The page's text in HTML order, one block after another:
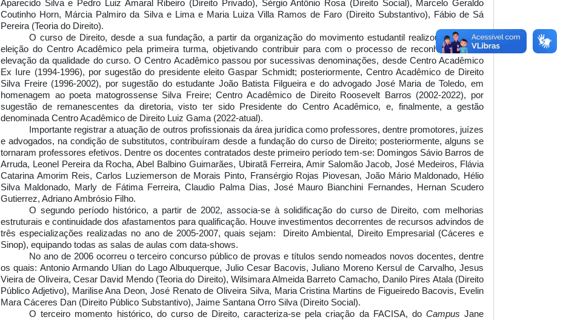
Aparecido Silva e Pedro Luiz Amaral Ribeiro (Direito Privado), Sérgio Antônio Rosa (Direito Social), Marcelo Geraldo
Coutinho Horn, Márcia Palmiro da Silva e Lima e Maria Luiza Villa Ramos de Faro (Direito Substantivo), Fábio de Sá
Pereira (Teoria do Direito).
O curso de Direito, desde a sua fundação, a partir da organização do movimento estudantil realizou a primeira
eleição do Centro Acadêmico pela primeira turma, objetivando contribuir para com o processo de reconhecimento e
elevação da qualidade do curso. O Centro Acadêmico passou por sucessivas denominações, desde Centro Acadêmico
Ex Iure (1994-1996), por sugestão do presidente eleito Gaspar Schmidt; posteriormente, Centro Acadêmico de Direito
Silva Freire (1996-2002), por sugestão do estudante João Batista Filgueira e do advogado José Maria de Toledo, em
homenagem ao poeta matogrossense Silva Freire; Centro Acadêmico de Direito Roosevelt Barros (2002-2022), por
sugestão de remanescentes da diretoria, visto ter sido Presidente do Centro Acadêmico, e, finalmente, a gestão
denominada Centro Acadêmico de Direito Luiz Gama (2022-atual).
Importante registrar a atuação de outros profissionais da área jurídica como professores, dentre promotores, juízes
e advogados, na condição de substitutos, contribuíram desde a fundação do curso de Direito; posteriormente, alguns se
tornaram professores efetivos. Dentre os docentes contratados deste primeiro período tem-se: Domingos Sávio Barros de
Arruda, Leonel Pereira da Rocha, Abel Balbino Guimarães, Ubiratã Ferreira, Amir Salomão Jacob, José Medeiros, Flávia
Catarina Amorim Reis, Carlos Luziemerson de Morais Pinto, Fransérgio Rojas Piovesan, João Mário Maldonado, Hélio
Silva Maldonado, Marly de Fátima Ferreira, Claudio Palma Dias, José Mauro Bianchini Fernandes, Hernan Scudero
Gutierrez, Adriano Ambrósio Filho.
O segundo período histórico, a partir de 2002, associa-se à solidificação do curso de Direito, com melhorias
estruturais e continuidade dos afastamentos para qualificação. Houve investimentos decorrentes de recursos advindos de
três especializações realizadas no ano de 2005-2007, quais sejam: Direito Ambiental, Direito Empresarial (Cáceres e
Sinop), equipando todas as salas de aulas com data-shows.
No ano de 2006 ocorreu o terceiro concurso público de provas e títulos sendo nomeados novos docentes, dentre
os quais: Antonio Armando Ulian do Lago Albuquerque, Julio Cesar Bacovis, Juliano Moreno Kersul de Carvalho, Jesus
Vieira de Oliveira, Cesar David Mendo (Teoria do Direito), Wilsimara Almeida Barreto Camacho, Danilo Pires Atala (Direito
Público Adjetivo), Marilise Ana Deon, José Renato de Oliveira Silva, Maria Cristina Martins de Figueiredo Bacovis, Evelin
Mara Cáceres Dan (Direito Público Substantivo), Jaime Santana Orro Silva (Direito Social).
O terceiro momento histórico, do curso de Direito, caracteriza-se pela criação da FACISA, do CampusJane